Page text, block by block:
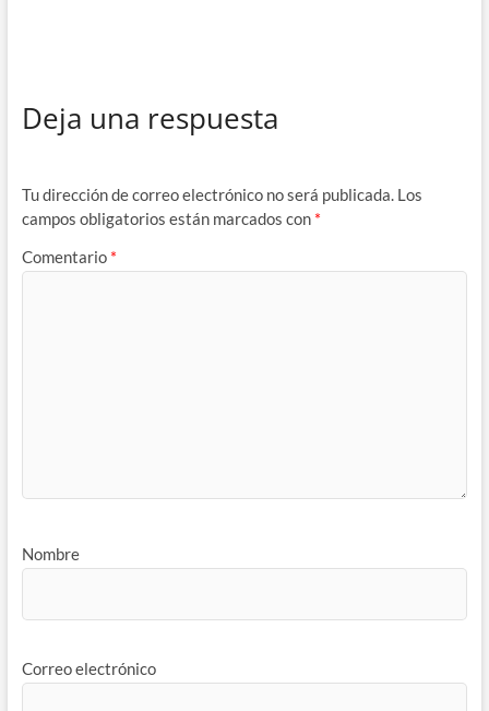
Deja una respuesta
Tu dirección de correo electrónico no será publicada. Los
campos obligatorios están marcados con *
Comentario *
Nombre
Correo electrónico